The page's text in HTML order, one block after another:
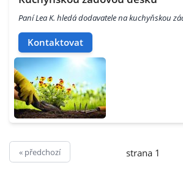
Paní Lea K. hledá dodavatele na kuchyňskou
Kontaktovat
« předchozí strana 1